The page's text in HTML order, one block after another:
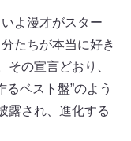
よ漫才がスター
たちが本当に好き
の宣言どおり、
ベスト盤”のよう
露され、進化する